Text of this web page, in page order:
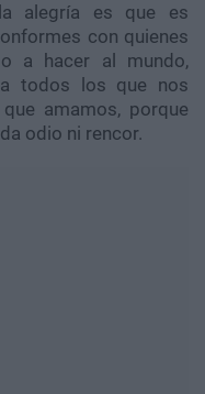
alegría es que es
con quienes
a hacer al mundo,
todos los que nos
amamos, porque
odio ni rencor.